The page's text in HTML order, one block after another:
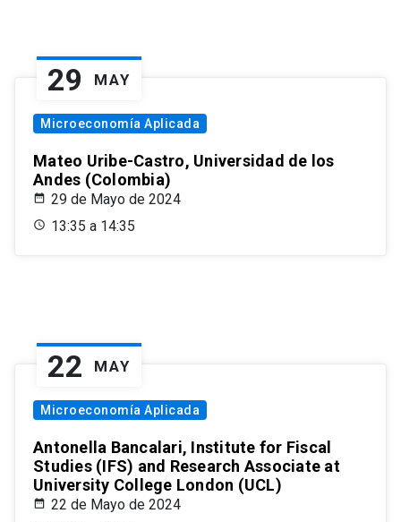
29 MAY
Microeconomía Aplicada
Mateo Uribe-Castro, Universidad de los
Andes (Colombia)
29 de Mayo de 2024
13:35 a 14:35
22 MAY
Microeconomía Aplicada
Antonella Bancalari, Institute for Fiscal
Studies (IFS) and Research Associate at
University College London (UCL)
22 de Mayo de 2024